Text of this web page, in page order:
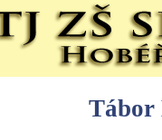
Tábor